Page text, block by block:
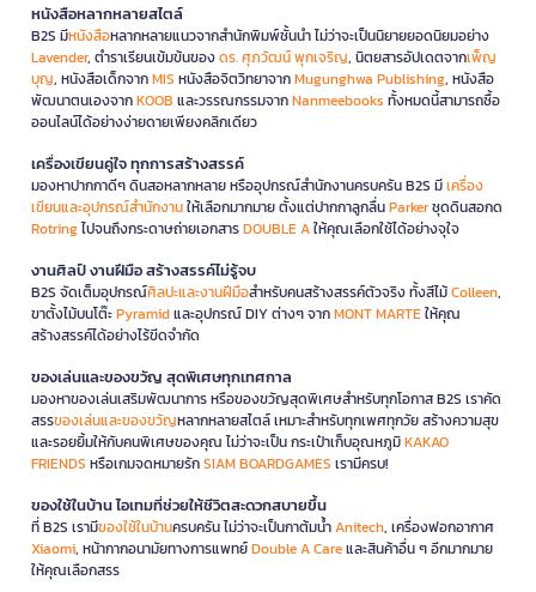
หนังสือหลากหลายสไตล์
B2S มีหนังสือหลากหลายแนวจากสำนักพิมพ์ชั้นนำ ไม่ว่าจะเป็นนิยายยอดนิยมอย่าง
Lavender, ตำราเรียนเข้มข้นของดร. ศุภวัฒน์ พุกเจริญ, นิตยสารอัปเดตจากเพ็ญ
บุญ, หนังสือเด็กจากMIS หนังสือจิตวิทยาจากMugunghwa Publishing, หนังสือ
พัฒนาตนเองจากKOOB และวรรณกรรมจากNanmeebooks ทั้งหมดนี้สามารถซื้อ
ออนไลน์ได้อย่างง่ายดายเพียงคลิกเดียว
เครื่องเขียนคู่ใจ ทุกการสร้างสรรค์
มองหาปากกาดีๆ ดินสอหลากหลาย หรืออุปกรณ์สำนักงานครบครัน B2S มีเครื่อง
เขียนและอุปกรณ์สำนักงานให้เลือกมากมาย ตั้งแต่ปากกาลูกลื่นParkerชุดดินสอกด
Rotringไปจนถึงกระดาษถ่ายเอกสารDOUBLE Aให้คุณเลือกใช้ได้อย่างจุใจ
งานศิลป์ งานฝีมือ สร้างสรรค์ไม่รู้จบ
B2S จัดเต็มอุปกรณ์ศิลปะและงานฝีมือสำหรับคนสร้างสรรค์ตัวจริง ทั้งสีไม้Colleen,
ขาตั้งไม้บนโต๊ะPyramidและอุปกรณ์ DIY ต่างๆ จากMONT MARTEให้คุณ
สร้างสรรค์ได้อย่างไร้ขีดจำกัด
ของเล่นและของขวัญ สุดพิเศษทุกเทศกาล
มองหาของเล่นเสริมพัฒนาการ หรือของขวัญสุดพิเศษสำหรับทุกโอกาส B2S เราคัด
สรรของเล่นและของขวัญหลากหลายสไตล์ เหมาะสำหรับทุกเพศทุกวัย สร้างความสุข
และรอยยิ้มให้กับคนพิเศษของคุณ ไม่ว่าจะเป็น กระเป๋าเก็บอุณหภูมิKAKAO
FRIENDS หรือเกมจดหมายรักSIAM BOARDGAMES เรามีครบ!
ของใช้ในบ้าน ไอเทมที่ช่วยให้ชีวิตสะดวกสบายขึ้น
ที่ B2S เรามีของใช้ในบ้านครบครัน ไม่ว่าจะเป็นกาต้มน้ำAnitech, เครื่องฟอกอากาศ
Xiaomi, หน้ากากอนามัยทางการแพทย์Double A Careและสินค้าอื่น ๆ อีกมากมาย
ให้คุณเลือกสรร